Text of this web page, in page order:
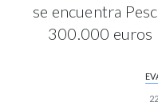
se encuentra
300.000 euros